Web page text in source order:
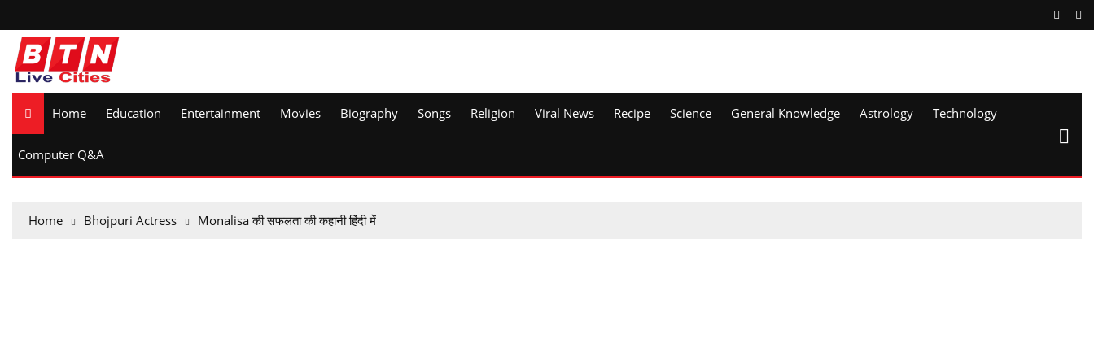
Home Education Entertainment Movies Biography Songs Religion Viral News Recipe Science General Knowledge Astrology Technology
Computer Q&A
Home Bhojpuri Actress Monalisa की सफलता की कहानी हिंदी में